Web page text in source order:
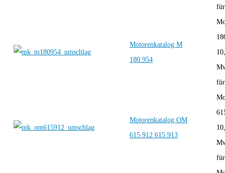
Motorenkatalog M
180.954
Motorenkatalog OM
615.912 615.913